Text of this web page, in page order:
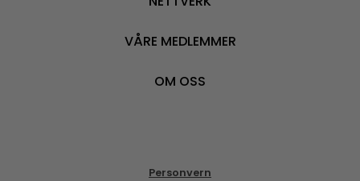
VÅRE MEDLEMMER
OM OSS
Personvern